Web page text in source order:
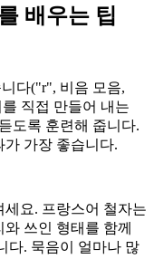
배우는 팁
다("r", 비음 모음,
직접 만들어 내는
도록 훈련해 줍니다.
가장 좋습니다.
요. 프랑스어 철자는
쓰인 형태를 함께
다. 묵음이 얼마나 많